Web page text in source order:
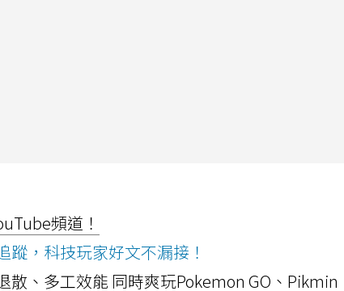
頻道！
蹤，科技玩家好文不漏接！
散、多工效能 同時爽玩Pokemon GO、Pikmin